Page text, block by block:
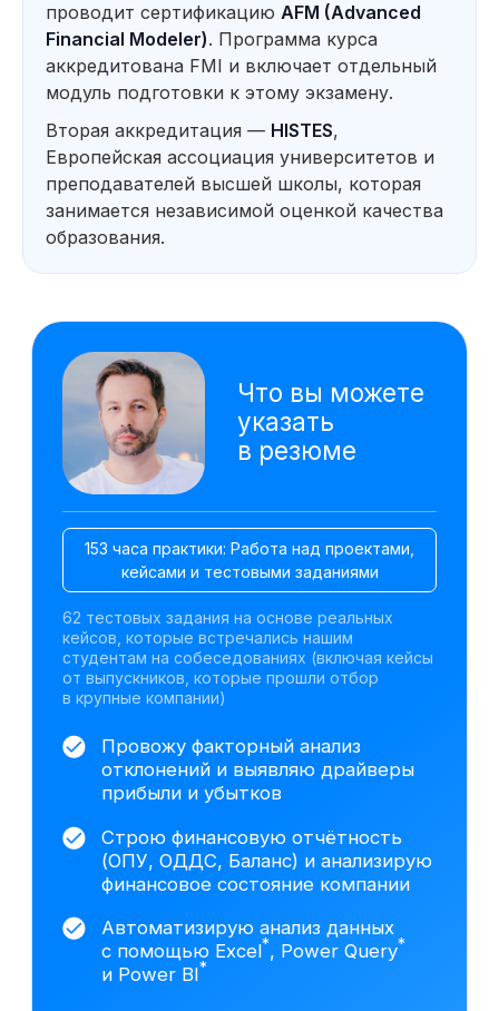
проводит сертификацию AFM (Advanced
Financial Modeler). Программа курса
аккредитована FMI и включает отдельный
модуль подготовки к этому экзамену.
Вторая аккредитация — HISTES,
Европейская ассоциация университетов и
преподавателей высшей школы, которая
занимается независимой оценкой качества
образования.
На основе исследования 4000 вакансий hh.ru
мы выделяем наиболее важные навыки,
которым клиенты обучаются на курсе
Оценка инвестиционной
Технические инструменты
Power BI
Google Sheets
Excel
AW BI
VBA
Алиса AI
Претендуйте на
вакансии финансовых
аналитиков после
курса
По данным hh.ru,
за последний месяц открыто
более 4 000 вакансий в сфере
Junior— 1–2 года
от 300 000 ₽
Финансовый аналитик
от 200 000 ₽
Финансовый аналитик
на аутсорсинге*
от 150 000 ₽
Екатеринбург